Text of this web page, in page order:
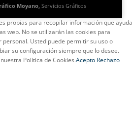
Moyano,Servicios Gráficos
propias para recopilar información que ayuda
web. No se utilizarán las cookies para
Usted puede permitir su uso o
su configuración siempre que lo desee.
Política de Cookies.Acepto Rechazo